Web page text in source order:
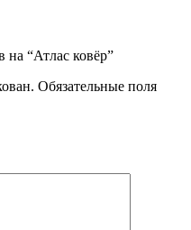
на “Атлас ковёр”
Обязательные поля